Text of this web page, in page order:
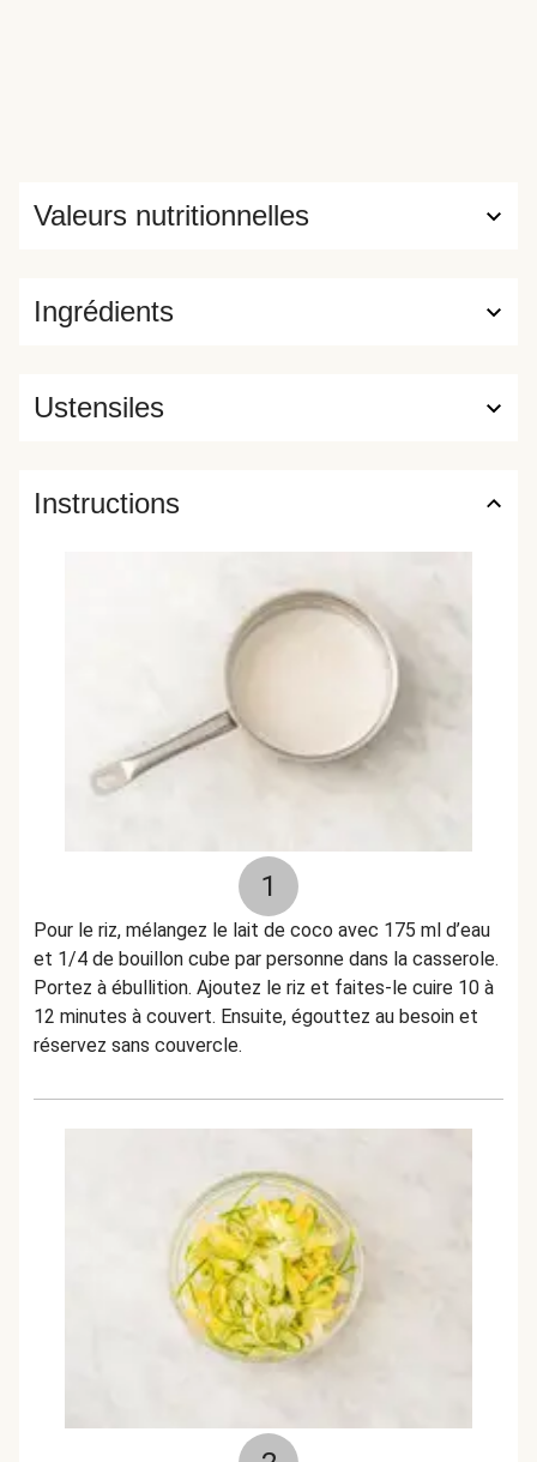
Ingrédients
Valeurs nutritionnelles
Ustensiles
Instructions
1
Pour le riz, mélangez le lait de coco avec 175 ml d’eau
et 1/4 de bouillon cube par personne dans la casserole.
Portez à ébullition. Ajoutez le riz et faites-le cuire 10 à
12 minutes à couvert. Ensuite, égouttez au besoin et
réservez sans couvercle.